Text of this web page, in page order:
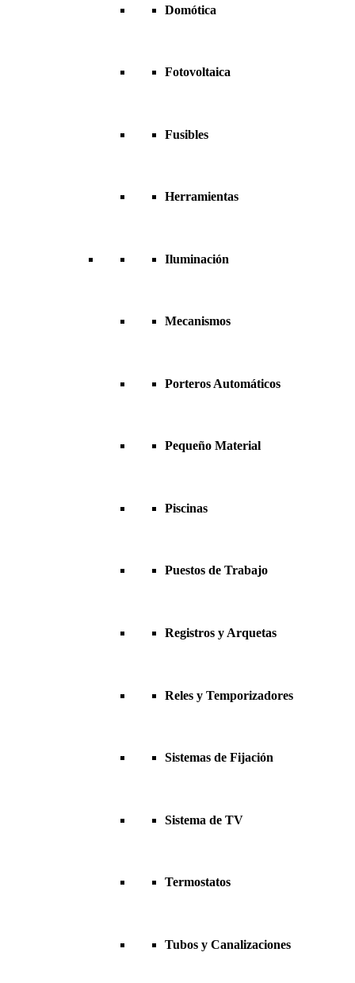
Domótica
Fotovoltaica
Fusibles
Herramientas
Iluminación
Mecanismos
Porteros Automáticos
Pequeño Material
Piscinas
Puestos de Trabajo
Registros y Arquetas
Reles y Temporizadores
Sistemas de Fijación
Sistema de TV
Termostatos
Tubos y Canalizaciones